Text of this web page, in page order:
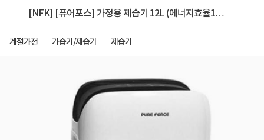
[NFK] [퓨어포스] 가정용 제습기 12L (에너지효율1등
계절가전 가습기/제습기 제습기